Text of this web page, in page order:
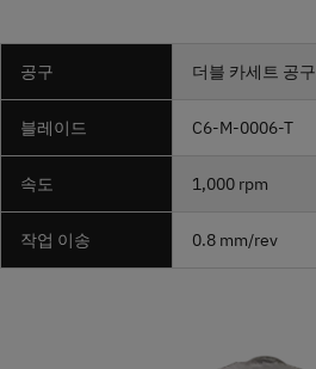
공구 더블 카세트 공구
블레이드 C6-M-0006-T
속도 1,000 rpm
작업 이송 0.8 mm/rev